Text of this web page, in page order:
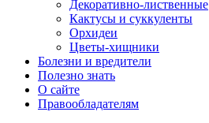
Декоративно-лиственные
Кактусы и суккуленты
Орхидеи
Цветы-хищники
Болезни и вредители
Полезно знать
О сайте
Правообладателям